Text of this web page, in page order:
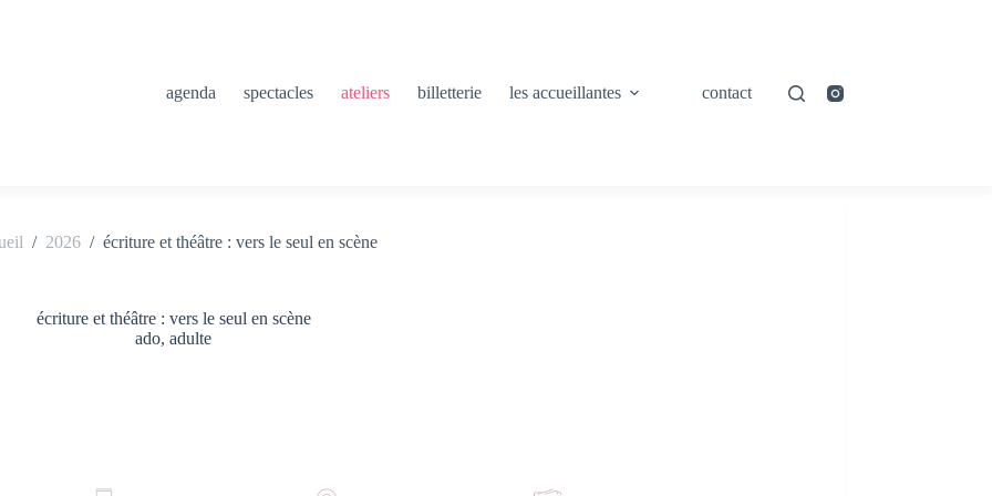
agenda spectacles ateliers billetterie les accueillantes contact
/ 2026 / écriture et théâtre : vers le seul en scène
écriture et théâtre : vers le seul en scène
ado, adulte